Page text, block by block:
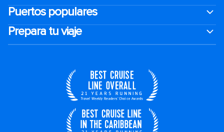
Puertos populares
Prepara tu viaje